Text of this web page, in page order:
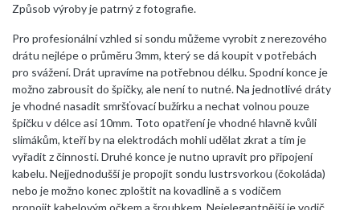
Způsob výroby je patrný z fotografie.
Pro profesionální vzhled si sondu můžeme vyrobit z nerezového
drátu nejlépe o průměru 3mm, který se dá koupit v potřebách
pro svážení. Drát upravíme na potřebnou délku. Spodní konce je
možno zabrousit do špičky, ale není to nutné. Na jednotlivé dráty
je vhodné nasadit smršťovací bužírku a nechat volnou pouze
špičku v délce asi 10mm. Toto opatření je vhodné hlavně kvůli
slimákům, kteří by na elektrodách mohli udělat zkrat a tím je
vyřadit z činnosti. Druhé konce je nutno upravit pro připojení
kabelu. Nejjednodušší je propojit sondu lustrsvorkou (čokoláda)
nebo je možno konec zploštit na kovadlině a s vodičem
propojit kabelovým očkem a šroubkem. Nejelegantnější je vodič